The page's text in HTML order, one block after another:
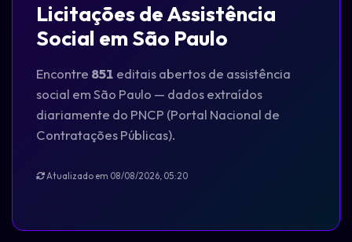
Licitações de Assistência
Social em São Paulo
Encontre 851 editais abertos de assistência
social em São Paulo — dados extraídos
diariamente do PNCP (Portal Nacional de
Contratações Públicas).
Atualizado em 08/08/2026, 05:20